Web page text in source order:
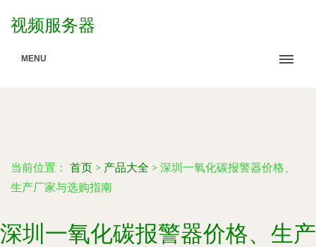
视频服务器
MENU
当前位置： 首页 > 产品大全 > 深圳一氧化碳报警器价格、
生产厂家与选购指南
深圳一氧化碳报警器价格、生产